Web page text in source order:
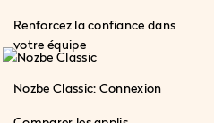
Renforcez la confiance dans
votre équipe
Nozbe Classic: Connexion